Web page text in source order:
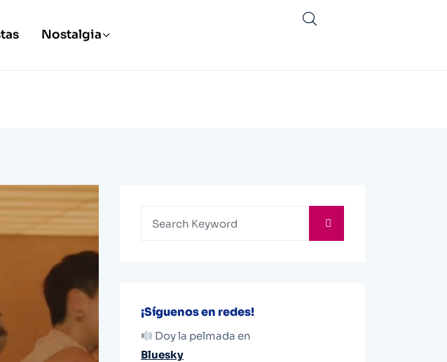
Nostalgia
¡Síguenos en redes!
Doy la pelmada en
Bluesky